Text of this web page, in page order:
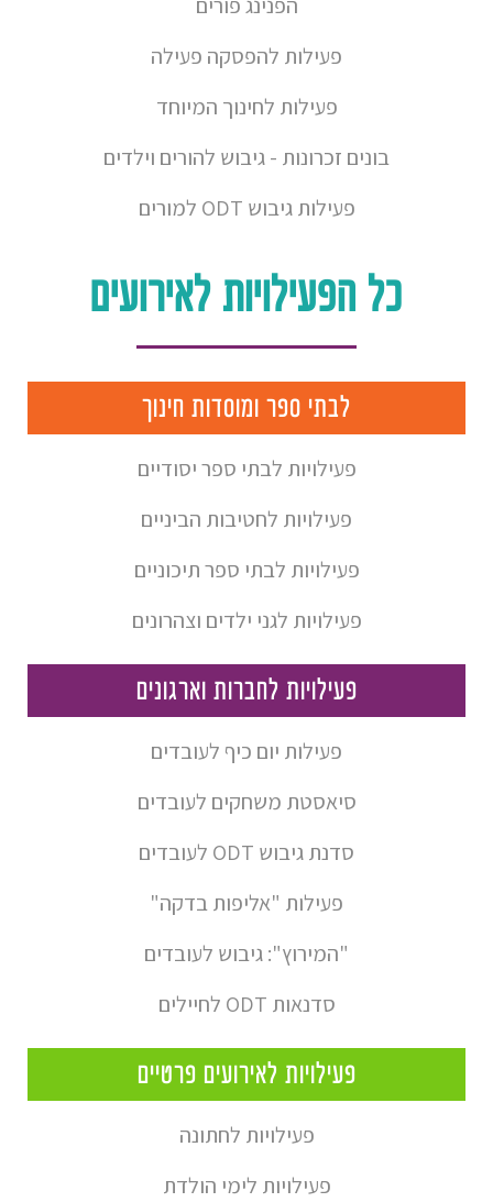
הפנינג פורים
פעילות להפסקה פעילה
פעילות לחינוך המיוחד
בונים זכרונות - גיבוש להורים וילדים
פעילות גיבוש ODT למורים
כל הפעילויות לאירועים
לבתי ספר ומוסדות חינוך
פעילויות לבתי ספר יסודיים
פעילויות לחטיבות הביניים
פעילויות לבתי ספר תיכוניים
פעילויות לגני ילדים וצהרונים
פעילויות לחברות וארגונים
פעילות יום כיף לעובדים
סיאסטת משחקים לעובדים
סדנת גיבוש ODT לעובדים
פעילות "אליפות בדקה"
"המירוץ": גיבוש לעובדים
סדנאות ODT לחיילים
פעילויות לאירועים פרטיים
פעילויות לחתונה
פעילויות לימי הולדת